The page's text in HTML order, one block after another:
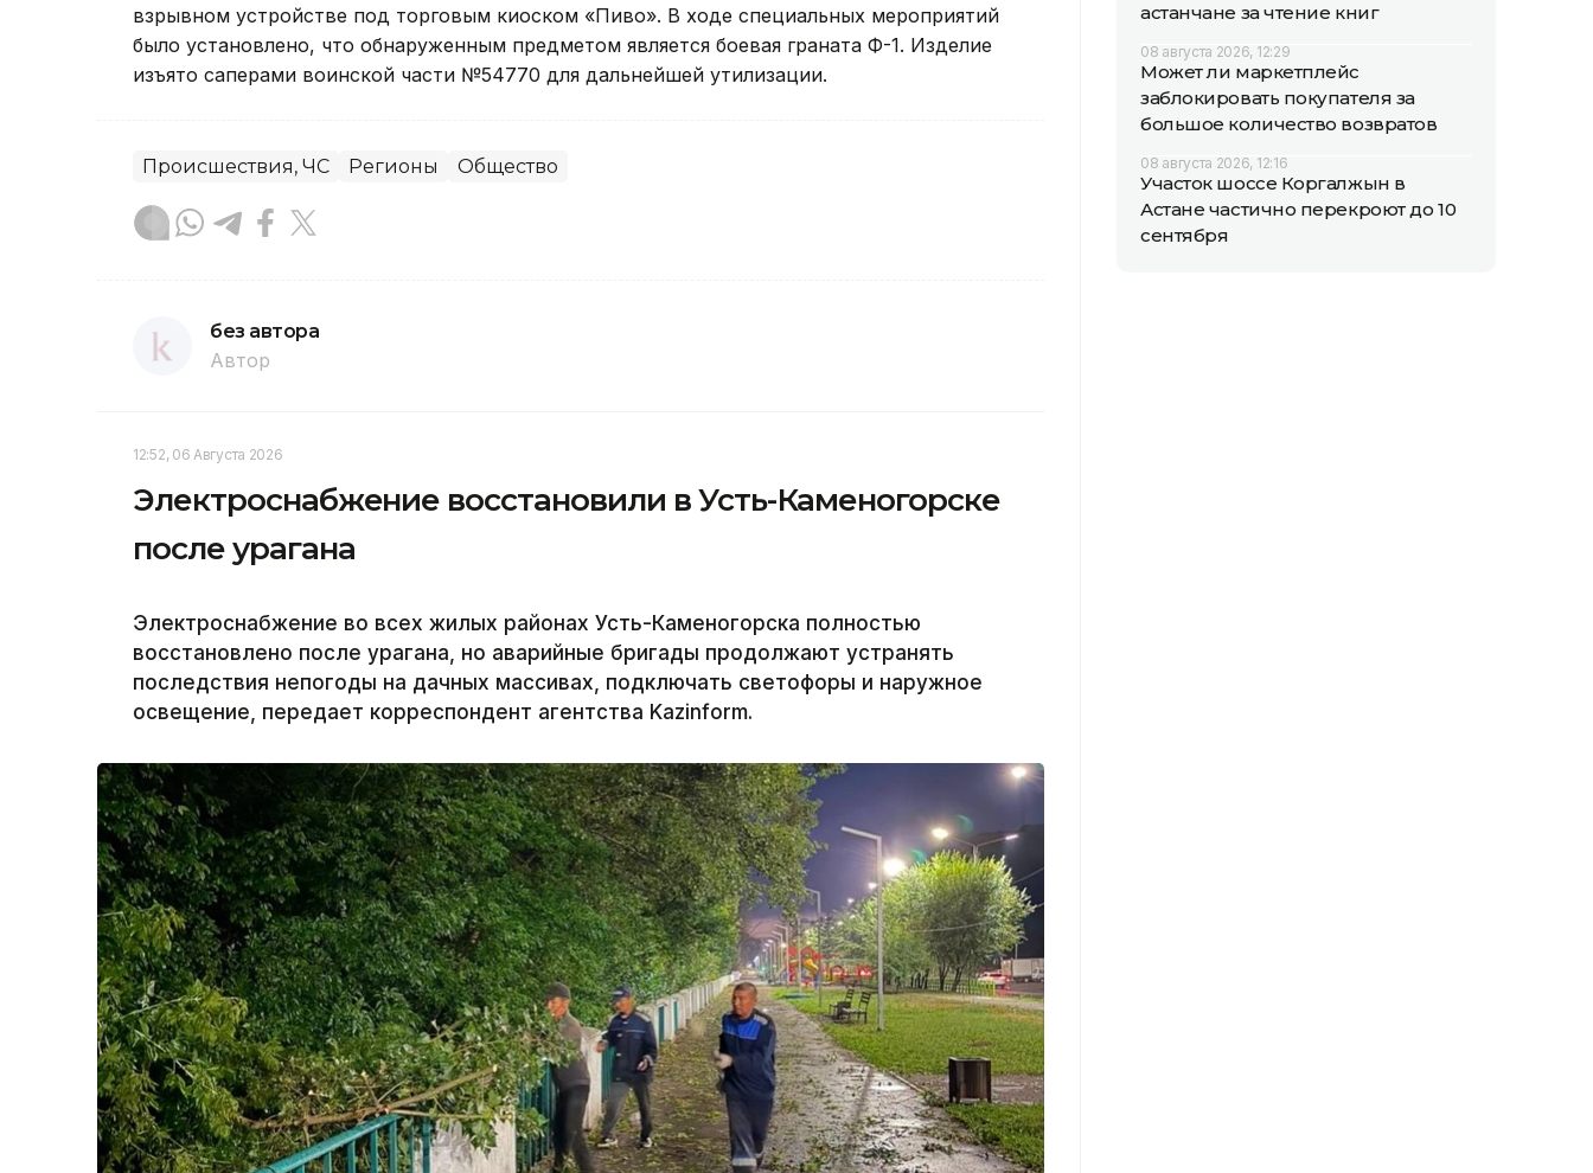
взрывном устройстве под торговым киоском «Пиво». В ходе специальных мероприятий
было установлено, что обнаруженным предметом является боевая граната Ф-1. Изделие
изъято саперами воинской части №54770 для дальнейшей утилизации.
Происшествия, ЧС Регионы Общество
без автора
Автор
12:52, 06 Августа 2026
Электроснабжение восстановили в Усть-Каменогорске
после урагана
Электроснабжение во всех жилых районах Усть-Каменогорска полностью
восстановлено после урагана, но аварийные бригады продолжают устранять
последствия непогоды на дачных массивах, подключать светофоры и наружное
освещение, передает корреспондент агентства Kazinform.
астанчане за чтение книг
08 августа 2026, 12:29
Может ли маркетплейс
заблокировать покупателя за
большое количество возвратов
08 августа 2026, 12:16
Участок шоссе Коргалжын в
Астане частично перекроют до 10
сентября